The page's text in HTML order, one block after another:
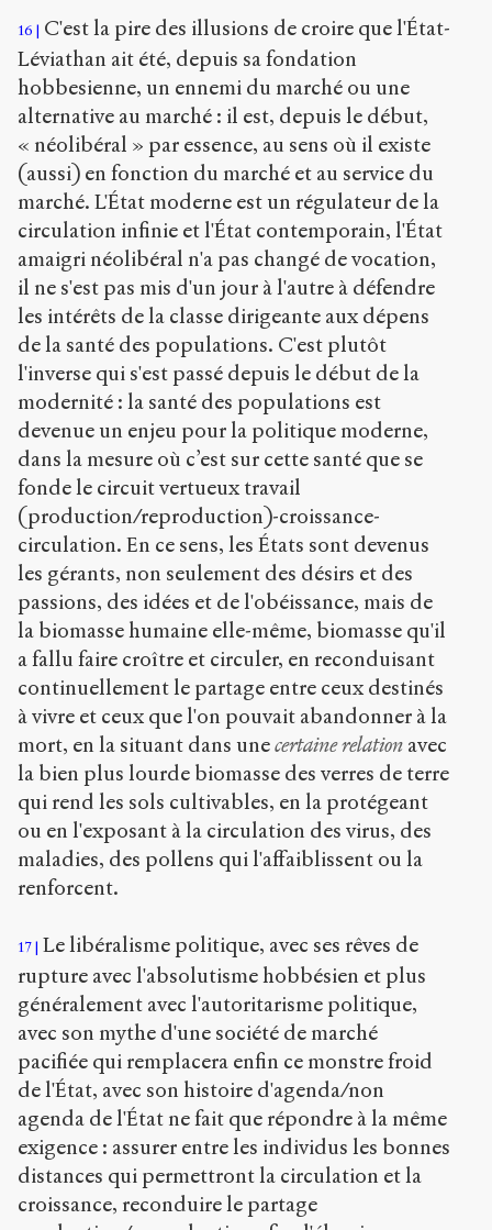
16
C'est la pire des illusions de croire que l'État-
Léviathan ait été, depuis sa fondation
hobbesienne, un ennemi du marché ou une
alternative au marché : il est, depuis le début,
« néolibéral » par essence, au sens où il existe
(aussi) en fonction du marché et au service du
marché. L'État moderne est un régulateur de la
circulation infinie et l'État contemporain, l'État
amaigri néolibéral n'a pas changé de vocation,
il ne s'est pas mis d'un jour à l'autre à défendre
les intérêts de la classe dirigeante aux dépens
de la santé des populations. C'est plutôt
l'inverse qui s'est passé depuis le début de la
modernité : la santé des populations est
devenue un enjeu pour la politique moderne,
dans la mesure où c’est sur cette santé que se
fonde le circuit vertueux travail
(production/reproduction)-croissance-
circulation. En ce sens, les États sont devenus
les gérants, non seulement des désirs et des
passions, des idées et de l'obéissance, mais de
la biomasse humaine elle-même, biomasse qu'il
a fallu faire croître et circuler, en reconduisant
continuellement le partage entre ceux destinés
à vivre et ceux que l'on pouvait abandonner à la
mort, en la situant dans unecertaine relation avec
la bien plus lourde biomasse des verres de terre
qui rend les sols cultivables, en la protégeant
ou en l'exposant à la circulation des virus, des
maladies, des pollens qui l'affaiblissent ou la
renforcent.
17 Le libéralisme politique, avec ses rêves de
rupture avec l'absolutisme hobbésien et plus
généralement avec l'autoritarisme politique,
avec son mythe d'une société de marché
pacifiée qui remplacera enfin ce monstre froid
de l'État, avec son histoire d'agenda/non
agenda de l'État ne fait que répondre à la même
exigence : assurer entre les individus les bonnes
distances qui permettront la circulation et la
croissance, reconduire le partage